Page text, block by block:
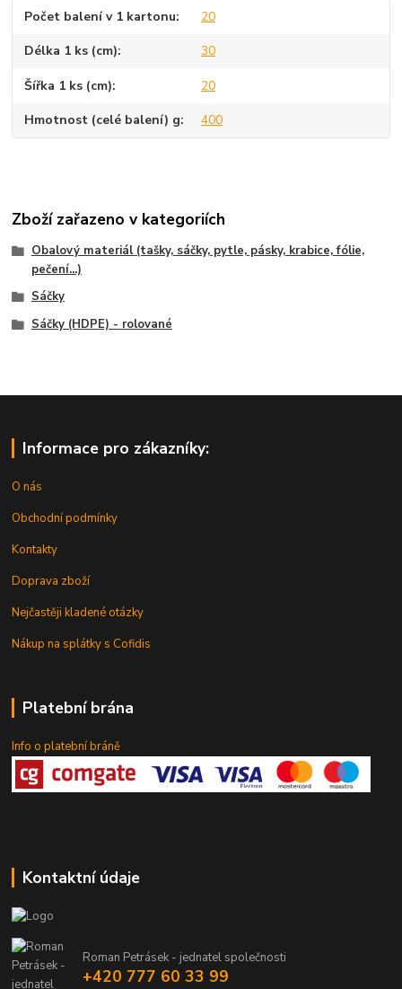
Počet balení v 1 kartonu 20
Délka 1 ks (cm) 30
Šířka 1 ks (cm) 20
Hmotnost (celé balení) g 400
Zboží zařazeno v kategoriích
Obalový materiál (tašky, sáčky, pytle, pásky, krabice, fólie,
pečení...)
Sáčky
Sáčky (HDPE) - rolované
Informace pro zákazníky:
O nás
Obchodní podmínky
Kontakty
Doprava zboží
Nejčastěji kladené otázky
Nákup na splátky s Cofidis
Platební brána
Info o platební bráně
Kontaktní údaje
Roman Petrásek - jednatel společnosti
+420 777 60 33 99